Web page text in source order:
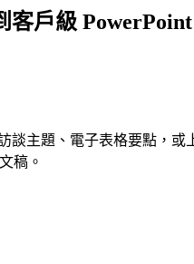
客戶級 PowerPoint
談主題、電子表格要點，或
稿。